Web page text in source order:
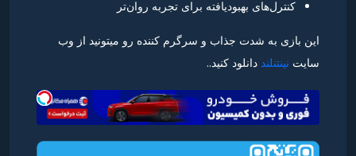
کنترل‌های بهبود‌یافته برای تجربه روان‌تر
این بازی به شدت جذاب و سرگرم کننده رو میتونید از وب
سایت نینتنلند دانلود کنید..